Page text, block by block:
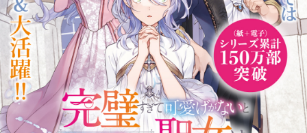
オーバーラップノベルス
オーバーラップノベルスf